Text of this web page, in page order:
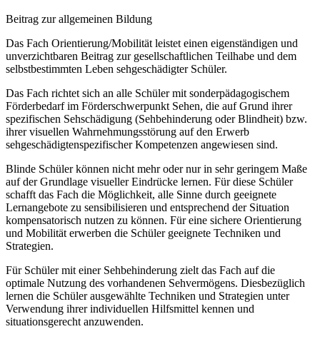
Beitrag zur allgemeinen Bildung
Das Fach Orientierung/Mobilität leistet einen eigenständigen und
unverzichtbaren Beitrag zur gesellschaftlichen Teilhabe und dem
selbstbestimmten Leben sehgeschädigter Schüler.
Das Fach richtet sich an alle Schüler mit sonderpädagogischem
Förderbedarf im Förderschwerpunkt Sehen, die auf Grund ihrer
spezifischen Sehschädigung (Sehbehinderung oder Blindheit) bzw.
ihrer visuellen Wahrnehmungsstörung auf den Erwerb
sehgeschädigtenspezifischer Kompetenzen angewiesen sind.
Blinde Schüler können nicht mehr oder nur in sehr geringem Maße
auf der Grundlage visueller Eindrücke lernen. Für diese Schüler
schafft das Fach die Möglichkeit, alle Sinne durch geeignete
Lernangebote zu sensibilisieren und entsprechend der Situation
kompensatorisch nutzen zu können. Für eine sichere Orientierung
und Mobilität erwerben die Schüler geeignete Techniken und
Strategien.
Für Schüler mit einer Sehbehinderung zielt das Fach auf die
optimale Nutzung des vorhandenen Sehvermögens. Diesbezüglich
lernen die Schüler ausgewählte Techniken und Strategien unter
Verwendung ihrer individuellen Hilfsmittel kennen und
situationsgerecht anzuwenden.